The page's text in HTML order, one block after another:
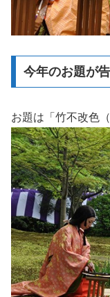
今年のお題が
お題は「竹不改色